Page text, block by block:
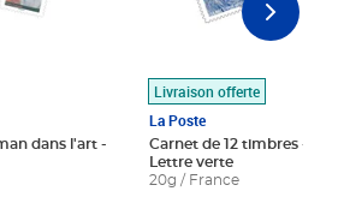
dans l'art -
Livraison offerte
La Poste
Carnet de 12 timbres - Le
Lettre verte
20g / France